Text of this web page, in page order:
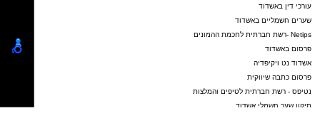
עורכי דין באשדוד
שערים חשמליים באשדוד
Netips -רשת חברתית לחכמת ההמונים
פרסום באשדוד
אשדוד נט ויקיפדיה
פרסום כתבה שיווקית
נטיפס - רשת חברתית לטיפים והמלצות
תיקון שער חשמלי אשדוד